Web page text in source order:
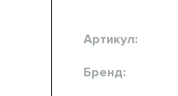
Артикул:
Бренд: